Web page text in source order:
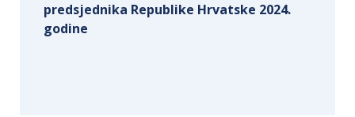
predsjednika Republike Hrvatske 2024.
godine